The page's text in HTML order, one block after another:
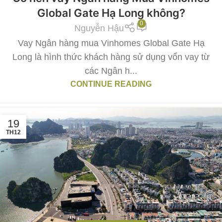
Global Gate Hạ Long không?
Nguyễn Hậu 0
Vay Ngân hàng mua Vinhomes Global Gate Hạ
Long là hình thức khách hàng sử dụng vốn vay từ
các Ngân h...
CONTINUE READING
19
TH12